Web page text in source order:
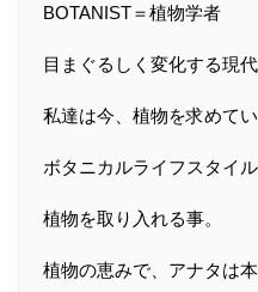
BOTANIST＝植物学者
目まぐるしく変化する現代
私達は今、植物を求めてい
ボタニカルライフスタイ
植物を取り入れる事。
植物の恵みで、アナタは